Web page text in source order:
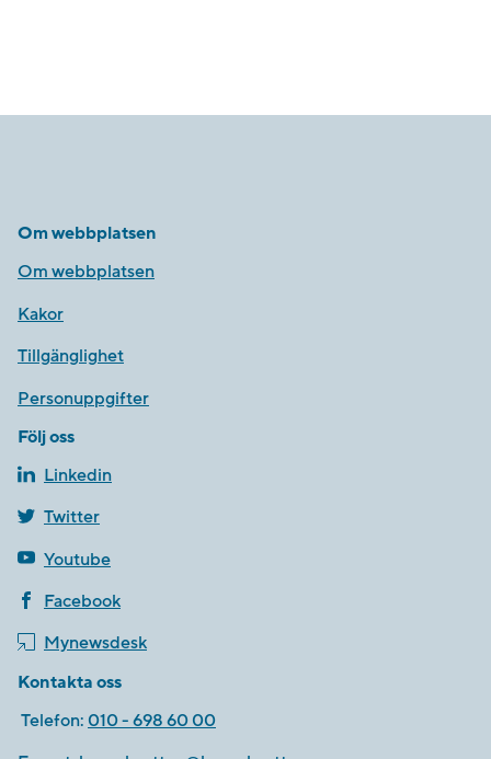
Om webbplatsen
Om webbplatsen
Kakor
Tillgänglighet
Personuppgifter
Följ oss
Linkedin
Twitter
Youtube
Facebook
Mynewsdesk
Kontakta oss
Telefon: 010 - 698 60 00